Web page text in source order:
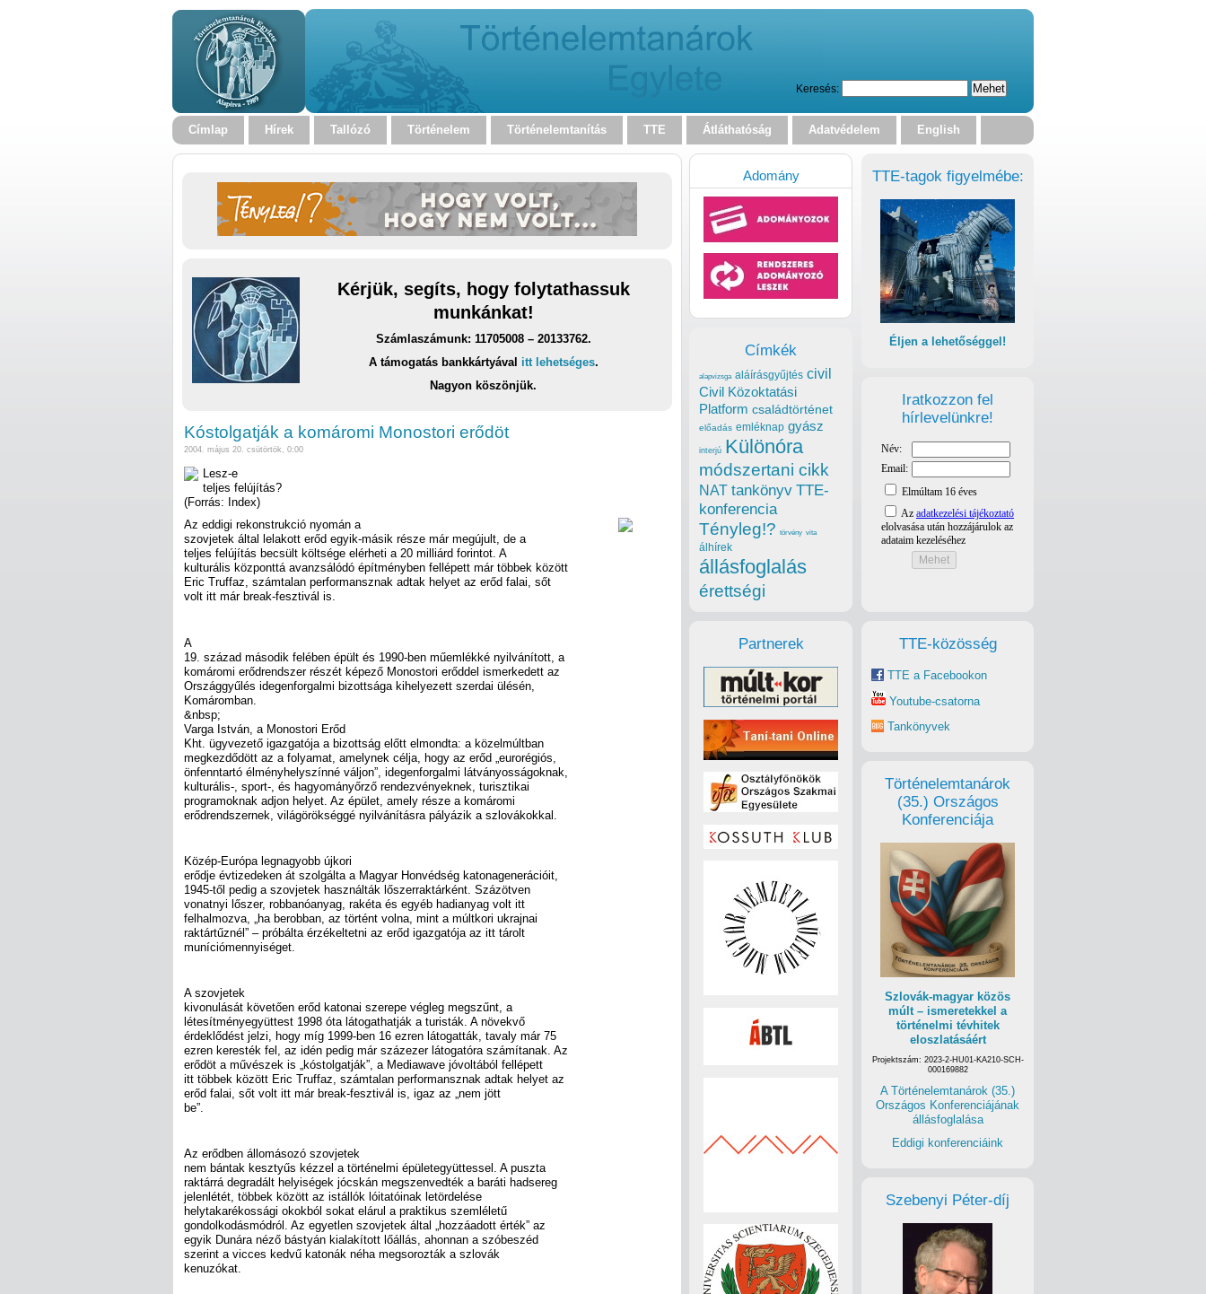
Keresés:
Címlap Hírek Tallózó Történelem Történelemtanítás TTE Átláthatóság Adatvédelem English
Kérjük, segíts, hogy folytathassuk
munkánkat!
Számlaszámunk: 11705008 – 20133762.
A támogatás bankkártyával itt lehetséges.
Nagyon köszönjük.
Kóstolgatják a komáromi Monostori erődöt
2004. május 20. csütörtök, 0:00
Lesz-e
teljes felújítás?
(Forrás: Index)
Az eddigi rekonstrukció nyomán a
szovjetek által lelakott erőd egyik-másik része már megújult, de a
teljes felújítás becsült költsége elérheti a 20 milliárd forintot. A
kulturális központtá avanzsálódó építményben fellépett már többek között
Eric Truffaz, számtalan performansznak adtak helyet az erőd falai, sőt
volt itt már break-fesztivál is.
A
19. század második felében épült és 1990-ben műemlékké nyilvánított, a
komáromi erődrendszer részét képező Monostori erőddel ismerkedett az
Országgyűlés idegenforgalmi bizottsága kihelyezett szerdai ülésén,
Komáromban.
&nbsp;
Varga István, a Monostori Erőd
Kht. ügyvezető igazgatója a bizottság előtt elmondta: a közelmúltban
megkezdődött az a folyamat, amelynek célja, hogy az erőd „eurorégiós,
önfenntartó élményhelyszínné váljon”, idegenforgalmi látványosságoknak,
kulturális-, sport-, és hagyományőrző rendezvényeknek, turisztikai
programoknak adjon helyet. Az épület, amely része a komáromi
erődrendszernek, világörökséggé nyilvánításra pályázik a szlovákokkal.
Közép-Európa legnagyobb újkori
erődje évtizedeken át szolgálta a Magyar Honvédség katonagenerációit,
1945-től pedig a szovjetek használták lőszerraktárként. Százötven
vonatnyi lőszer, robbanóanyag, rakéta és egyéb hadianyag volt itt
felhalmozva, „ha berobban, az történt volna, mint a múltkori ukrajnai
raktártűznél” – próbálta érzékeltetni az erőd igazgatója az itt tárolt
muníciómennyiséget.
A szovjetek
kivonulását követően erőd katonai szerepe végleg megszűnt, a
létesítményegyüttest 1998 óta látogathatják a turisták. A növekvő
érdeklődést jelzi, hogy míg 1999-ben 16 ezren látogatták, tavaly már 75
ezren keresték fel, az idén pedig már százezer látogatóra számítanak. Az
erődöt a művészek is „kóstolgatják”, a Mediawave jóvoltából fellépett
itt többek között Eric Truffaz, számtalan performansznak adtak helyet az
erőd falai, sőt volt itt már break-fesztivál is, igaz az „nem jött
be”.
Az erődben állomásozó szovjetek
nem bántak kesztyűs kézzel a történelmi épületegyüttessel. A puszta
raktárrá degradált helyiségek jócskán megszenvedték a baráti hadsereg
jelenlétét, többek között az istállók lóitatóinak letördelése
helytakarékossági okokból sokat elárul a praktikus szemléletű
gondolkodásmódról. Az egyetlen szovjetek által „hozzáadott érték” az
egyik Dunára néző bástyán kialakított lőállás, ahonnan a szóbeszéd
szerint a vicces kedvű katonák néha megsorozták a szlovák
kenuzókat.
TTE-tagok figyelmébe:
Éljen a lehetőséggel!
Iratkozzon fel
hírlevelünkre!
TTE-közösség
TTE a Facebookon
Youtube-csatorna
Tankönyvek
Történelemtanárok
(35.) Országos
Konferenciája
Szlovák-magyar közös
múlt – ismeretekkel a
történelmi tévhitek
eloszlatásáért
Projektszám: 2023-2-HU01-KA210-SCH-
000169882
A Történelemtanárok (35.)
Országos Konferenciájának
állásfoglalása
Eddigi konferenciáink
Szebenyi Péter-díj
Adomány
Címkék
alapvizsga aláírásgyűjtés civil
Civil Közoktatási
Platform családtörténet
előadás emléknap gyász
interjú Különóra
módszertani cikk
NAT tankönyv TTE-
konferencia
Tényleg!? törvény vita
álhírek
állásfoglalás
érettségi
Partnerek